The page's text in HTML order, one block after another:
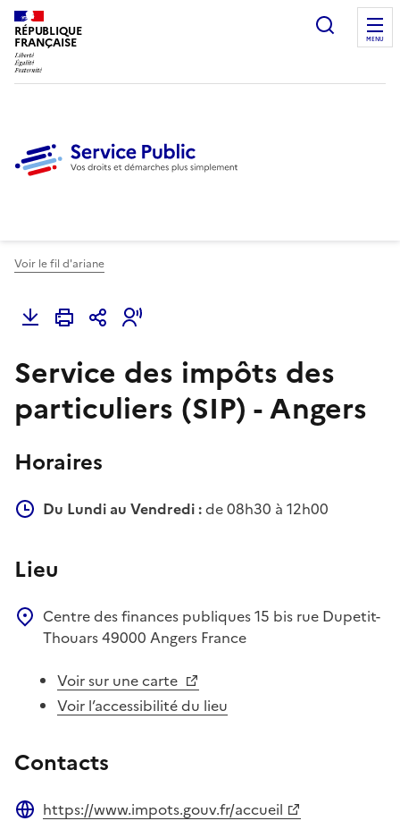
RÉPUBLIQUE
FRANÇAISE
Ouvrir
MENU
Voir le fil d'ariane
Service des impôts des
particuliers (SIP) - Angers
Horaires
Du Lundi au Vendredi :de 08h30 à 12h00
Lieu
Centre des finances publiques15 bis rue Dupetit-
Thouars49000 Angers France
Voir sur une carte
Voir l’accessibilité du lieu
Contacts
https://www.impots.gouv.fr/accueil